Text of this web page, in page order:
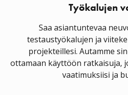
Työkalujen
Saa asiantuntevaa
testaustyökalujen ja
projekteillesi. Autamme
ottamaan käyttöön ratkaisuja,
vaatimuksiisi ja